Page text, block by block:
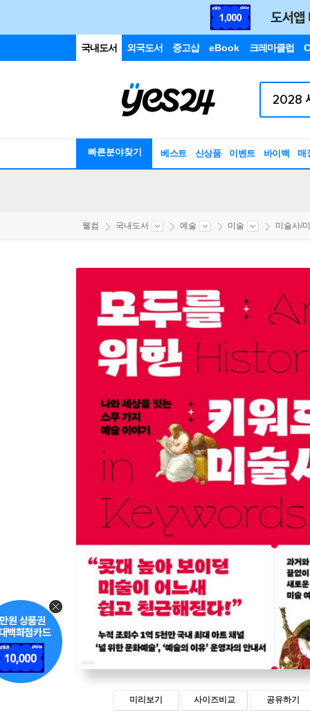
국내도서 외국도서 중고샵 eBook 크레마클럽
빠른분야찾기 베스트 신상품 이벤트 바이백 매
웰컴 국내도서 예술 미술 미술사/
미리보기 사이즈비교 공유하기